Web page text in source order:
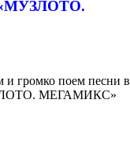
«МУЗЛОТО.
и громко поем песни в
МЕГАМИКС»